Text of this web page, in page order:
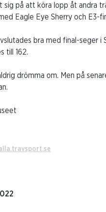
på att köra lopp åt andra
Eagle Eye Sherry och E3-
bra med final-seger i
till 162.
drömma om. Men på